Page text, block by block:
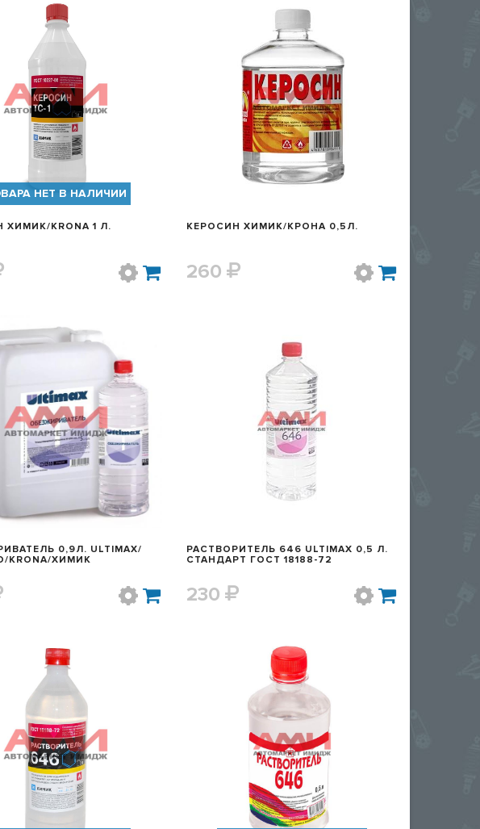
БЫСТРЫЙ ПРОСМОТР
НЕТ В НАЛИЧИИ
ХИМИК/KRONA 1 Л.
БЫСТРЫЙ ПРОСМОТР
КЕРОСИН ХИМИК/КРОНА 0,5Л.
260
БЫСТРЫЙ ПРОСМОТР
0,9Л. ULTIMAX/
KRONA/ХИМИК
БЫСТРЫЙ ПРОСМОТР
РАСТВОРИТЕЛЬ 646 ULTIMAX 0,5 Л.
СТАНДАРТ ГОСТ 18188-72
230
БЫСТРЫЙ ПРОСМОТР БЫСТРЫЙ ПРОСМОТР